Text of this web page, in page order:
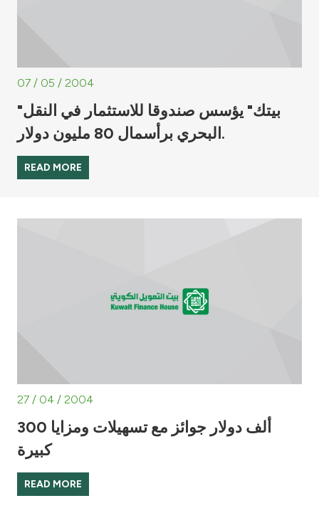
07 / 05 / 2004
"بيتك" يؤسس صندوقا للاستثمار في النقل
البحري برأسمال 80 مليون دولار.
READ MORE
27 / 04 / 2004
300 ألف دولار جوائز مع تسهيلات ومزايا
كبيرة
READ MORE